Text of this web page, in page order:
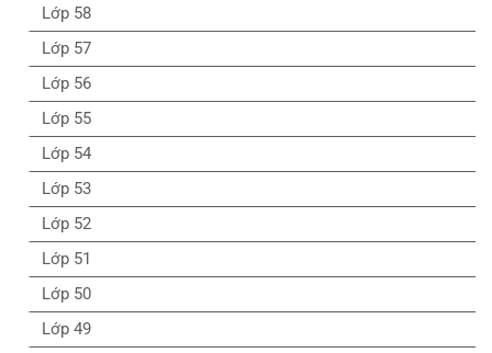
Lớp 58
Lớp 57
Lớp 56
Lớp 55
Lớp 54
Lớp 53
Lớp 52
Lớp 51
Lớp 50
Lớp 49